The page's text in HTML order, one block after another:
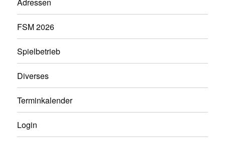
FSM 2026
Spielbetrieb
Diverses
Terminkalender
Login